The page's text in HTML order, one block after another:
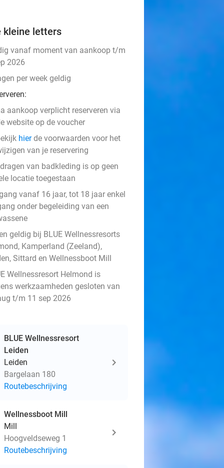
kleine letters
vanaf moment van aankoop t/m
2026
per week geldig
aankoop verplicht reserveren via
website op de voucher
hierde voorwaarden voor het
van je reservering
van badkleding is op geen
locatie toegestaan
vanaf 16 jaar, tot 18 jaar enkel
onder begeleiding van een
geldig bij BLUE Wellnessresorts
Kamperland (Zeeland),
Sittard en Wellnessboot Mill
Wellnessresort Helmond is
werkzaamheden gesloten van
t/m 11 sep 2026
BLUE Wellnessresort
Leiden
Leiden
Bargelaan 180
Routebeschrijving
Wellnessboot Mill
Mill
Hoogveldseweg 1
Routebeschrijving